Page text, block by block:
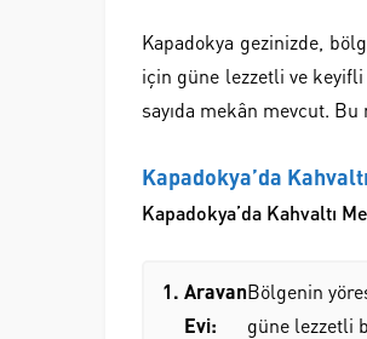
Kapadokya gezinizde,
için güne lezzetli ve
sayıda mekân mevcut.
Kapadokya’da
Kapadokya’da Kahvaltı
Aravan
Evi:
Bölgenin
güne lezzetli